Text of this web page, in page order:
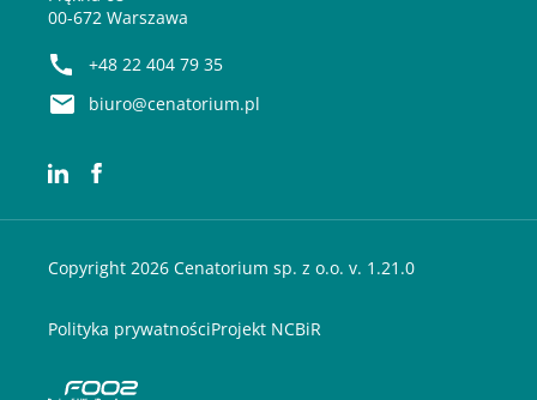
00-672 Warszawa
+48 22 404 79 35
biuro@cenatorium.pl
Copyright 2026 Cenatorium sp. z o.o. v. 1.21.0
Polityka prywatnościProjekt NCBiR